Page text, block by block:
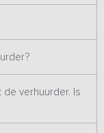
verhuurder. Is